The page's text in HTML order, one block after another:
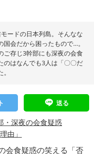
ードの日本列島。そんなな
会だから困ったもので…。
ご存じ3幹部にも深夜の会食
のはなんでも3人は「〇〇だ
送る
会食疑惑の笑える「否